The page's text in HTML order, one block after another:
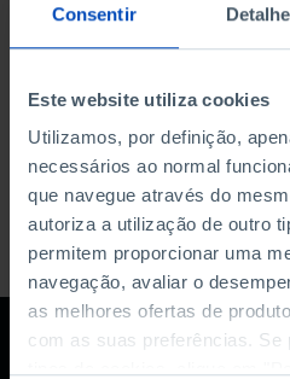
Consentir
Este website utiliza cookies
Utilizamos, por definição,
necessários ao normal
que navegue através do
autoriza a utilização de outro
permitem proporcionar uma
navegação, avaliar o
as melhores ofertas de
com as suas preferências. Se
DATA DE FIM